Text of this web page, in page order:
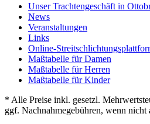
Unser Trachtengeschäft in
News
Veranstaltungen
Links
Online-
Maßtabelle für Damen
Maßtabelle für Herren
Maßtabelle für Kinder
* Alle Preise inkl. gesetzl.
ggf. Nachnahmegebühren, wenn nicht